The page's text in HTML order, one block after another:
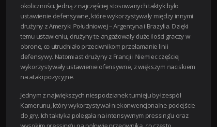
okoliczności. Jedną z najczęściej stosowanych taktyk było
ustawienie defensywne, które wykorzystywały między innymi
drużyny z Ameryki Południowej – Argentyna i Brazylia. Dzięki
temu ustawieniu, drużyny te angażowały duże ilości graczy w
obronę, co utrudniało przeciwnikom przełamanie linii
defensywy. Natomiast drużyny z Francji i Niemiec częściej
wykorzystywały ustawienie ofensywne, z większym naciskiem
na ataki pozycyjne.
Jednym z największych niespodzianek turnieju był zespół
Kamerunu, który wykorzystywał niekonwencjonalne podejście
do gry. Ich taktyka polegała na intensywnym pressing’u oraz